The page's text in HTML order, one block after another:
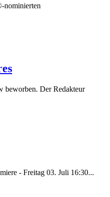
nominierten
beworben. Der Redakteur
- Freitag 03. Juli 16:30...